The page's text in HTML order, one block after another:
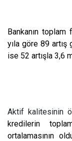
Bankanın toplam
yıla göre 89 artış
ise 52 artışla 3,6
Aktif kalitesinin
kredilerin
ortalamasının